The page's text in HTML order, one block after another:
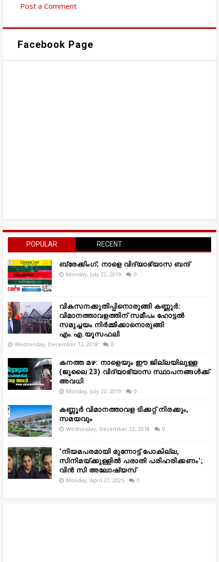
Post a Comment
Facebook Page
POPULAR RECENT
ബ്രേക്കിംഗ്; നാളെ വിദ്യാഭ്യാസ ബന്ദ്
Monday, July 22, 2019 0
വികസനക്കുതിപ്പിനൊരുങ്ങി കണ്ണൂർ:
വിമാനത്താവളത്തിന് സമീപം ഹോട്ടൽ
സമുച്ചയം നിർമ്മിക്കാനൊരുങ്ങി
എം.എ.യൂസഫലി
Wednesday, December 12, 2018 0
കനത്ത മഴ: നാളെയും ഈ ജില്ലയിലുള്ള
(ജൂലൈ 23) വിദ്യാഭ്യാസ സ്ഥാപനങ്ങൾക്ക്
അവധി
Monday, July 22, 2019 0
കണ്ണൂർ വിമാനത്താവള ടിക്കറ്റ് നിരക്കും,
സമയവും
Wednesday, December 12, 2018 0
‘നിയമപരമായി മുന്നോട്ട് പോകില്ല,
സിനിമയ്ക്കുള്ളിൽ പരാതി പരിഹരിക്കണം’;
വിൻ സി അലോഷ്യസ്
Monday, April 21, 2025 0